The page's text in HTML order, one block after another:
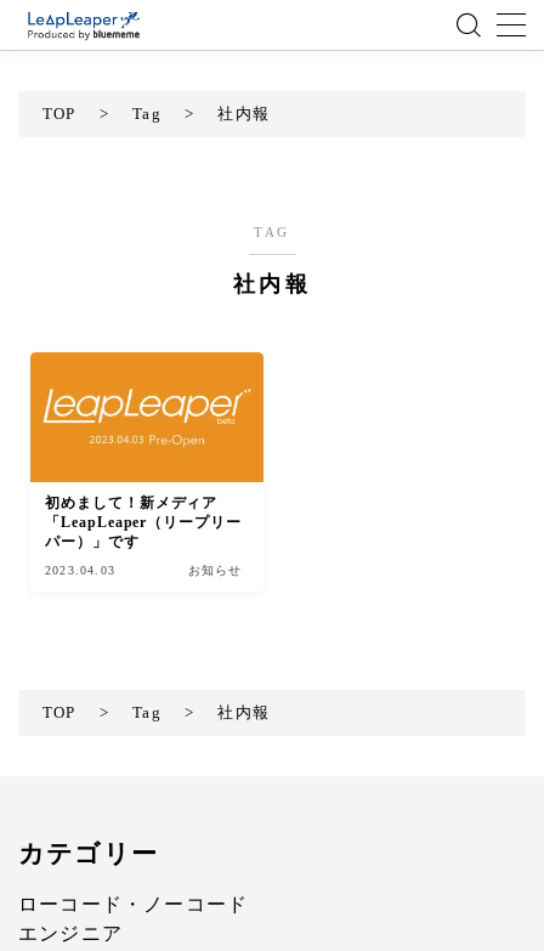
テクノロジー
BlueMeme
TOP > Tag > 社内報
TAG
社内報
初めまして！新メディア
「LeapLeaper（リープリー
パー）」です
2023.04.03 お知らせ
TOP > Tag > 社内報
カテゴリー
ローコード・ノーコード
エンジニア